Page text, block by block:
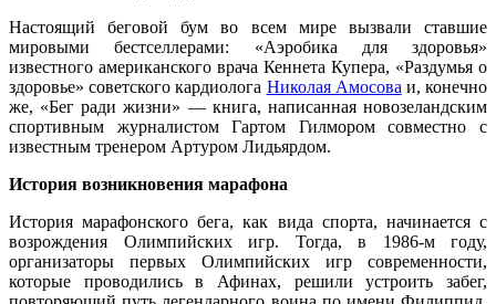
Настоящий беговой бум во всем мире вызвали ставшие
мировыми бестселлерами: «Аэробика для здоровья»
известного американского врача Кеннета Купера, «Раздумья о
здоровье» советского кардиолога Николая Амосова и, конечно
же, «Бег ради жизни» — книга, написанная новозеландским
спортивным журналистом Гартом Гилмором совместно с
известным тренером Артуром Лидьярдом.
История возникновения марафона
История марафонского бега, как вида спорта, начинается с
возрождения Олимпийских игр. Тогда, в 1986-м году,
организаторы первых Олимпийских игр современности,
которые проводились в Афинах, решили устроить забег,